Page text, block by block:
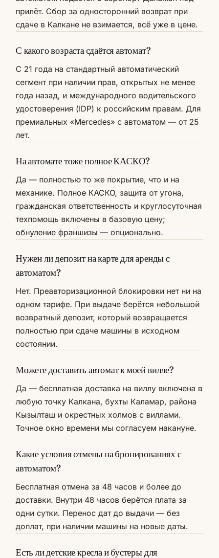
прилёт. Сбор за односторонний возврат при
сдаче в Калкане не взимается, всё уже в цене.
С какого возраста сдаётся автомат?
С 21 года на стандартный автоматический
сегмент при наличии прав, открытых не менее
года назад, и международного водительского
удостоверения (IDP) к российским правам. Для
премиальных «Mercedes» с автоматом — от 25
лет.
На автомате тоже полное КАСКО?
Да — полностью то же покрытие, что и на
механике. Полное КАСКО, защита от угона,
гражданская ответственность и круглосуточная
техпомощь включены в базовую цену;
обнуление франшизы — опционально.
Нужен ли депозит на карте для аренды с
автоматом?
Нет. Преавторизационной блокировки нет ни на
одном тарифе. При выдаче берётся небольшой
возвратный депозит, который возвращается
полностью при сдаче машины в исходном
состоянии.
Можете доставить автомат к моей вилле?
Да — бесплатная доставка на виллу включена в
любую точку Калкана, бухты Каламар, района
Кызылташ и окрестных холмов с виллами.
Точное окно времени мы согласуем накануне.
Какие условия отмены на бронированиях с
автоматом?
Бесплатная отмена за 48 часов и более до
доставки. Внутри 48 часов берётся плата за
одни сутки. Перенос дат до выдачи — без
доплат, при наличии машины на новые даты.
Есть ли детские кресла и бустеры для